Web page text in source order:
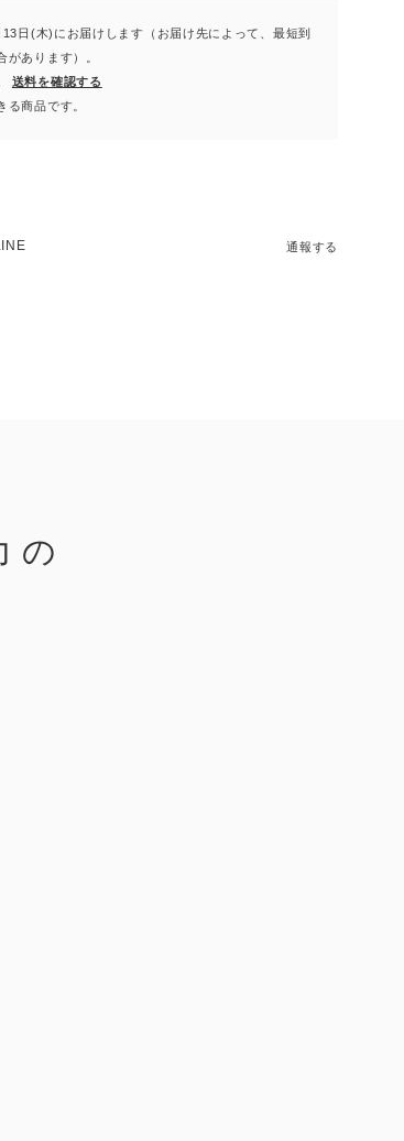
日(木)にお届けします（お届け先によって、最短到
があります）。
送料を確認する
商品です。
通報する
の